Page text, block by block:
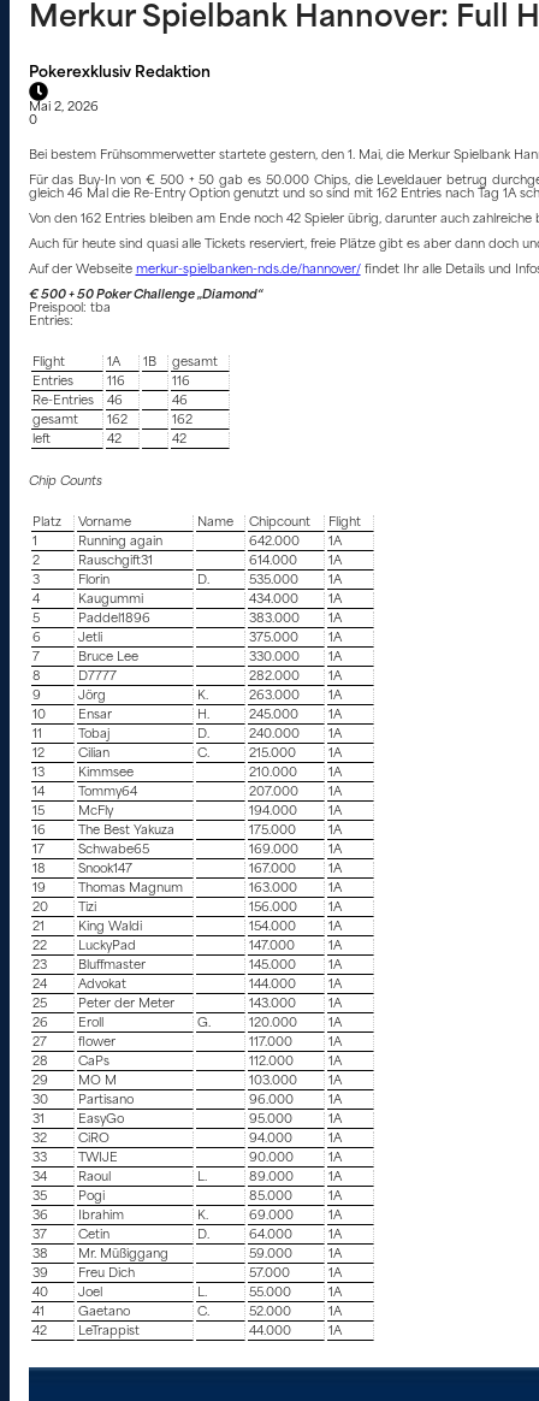
Merkur Spielbank Hannover: Full
Pokerexklusiv Redaktion
Mai 2, 2026
0
Bei bestem Frühsommerwetter startete gestern, den 1. Mai, die Merkur Spielbank
Für das Buy-In von € 500 + 50 gab es 50.000 Chips, die Leveldauer betrug
gleich 46 Mal die Re-Entry Option genutzt und so sind mit 162 Entries nach Tag 1A
Von den 162 Entries bleiben am Ende noch 42 Spieler übrig, darunter auch
Auch für heute sind quasi alle Tickets reserviert, freie Plätze gibt es aber dann doch
Auf der Webseite merkur-spielbanken-nds.de/hannover/findet Ihr alle Details und
€ 500 + 50 Poker Challenge „Diamond“
Preispool: tba
Entries:
Flight 1A 1B
gesamt
Entries
116
116
Re-Entries
46
46
gesamt
162
162
left
42 42
Chip Counts
Platz Vorname Name Chipcount
Flight
1
Running again 642.000
1A
2
Rauschgift31 614.000
1A
3
Florin D. 535.000
1A
4
Kaugummi 434.000
1A
5
Paddel1896 383.000
1A
6
Jetli 375.000
1A
7
Bruce Lee 330.000
1A
8
D7777 282.000
1A
9
Jörg K. 263.000
1A
10
Ensar H. 245.000
1A
11
Tobaj D. 240.000
1A
12
Cilian C. 215.000
1A
13
Kimmsee 210.000
1A
14
Tommy64 207.000
1A
15
McFly 194.000
1A
16
The Best Yakuza 175.000
1A
17
Schwabe65 169.000
1A
18
Snook147 167.000
1A
19
Thomas Magnum 163.000
1A
20
Tizi 156.000
1A
21
King Waldi 154.000
1A
22
LuckyPad 147.000
1A
23
Bluffmaster 145.000
1A
24
Advokat 144.000
1A
25
Peter der Meter 143.000
1A
26
Eroll G. 120.000
1A
27
flower 117.000
1A
28
CaPs 112.000
1A
29
MO M 103.000
1A
30
Partisano 96.000
1A
31
EasyGo 95.000
1A
32
CiRO 94.000
1A
33
TWIJE 90.000
1A
34
Raoul L. 89.000
1A
35
Pogi 85.000
1A
36
Ibrahim K. 69.000
1A
37
Cetin D. 64.000
1A
38
Mr. Müßiggang 59.000
1A
39
Freu Dich 57.000
1A
40
Joel L. 55.000
1A
41
Gaetano C. 52.000
1A
42
LeTrappist 44.000 1A